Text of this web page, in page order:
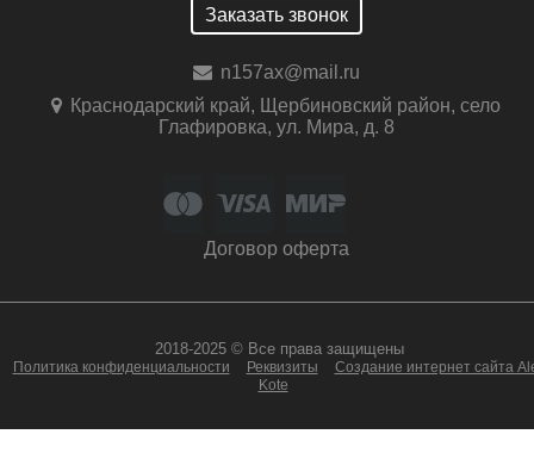
Заказать звонок
n157ax@mail.ru
Краснодарский край, Щербиновский район, село
Глафировка, ул. Мира, д. 8
Договор оферта
2018-2025 © Все права защищены
Политика конфиденциальности Реквизиты
Создание интернет сайта
Kote